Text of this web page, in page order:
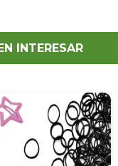
INTERESAR